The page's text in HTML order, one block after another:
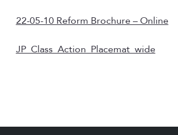
22-05-10 Reform Brochure – Online
JP_Class_Action_Placemat_wide